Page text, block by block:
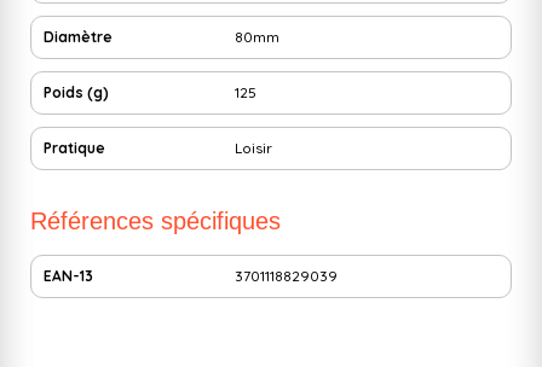
Diamètre 80mm
Poids (g) 125
Pratique Loisir
Références spécifiques
EAN-13 3701118829039